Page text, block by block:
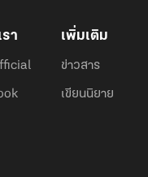
า เพิ่มเติม
ข่าวสาร
เขียนนิยาย